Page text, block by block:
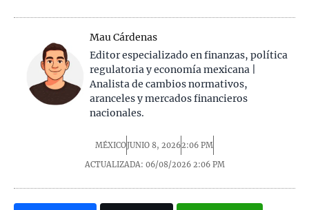
Mau Cárdenas
Editor especializado en finanzas, política
regulatoria y economía mexicana |
Analista de cambios normativos,
aranceles y mercados financieros
nacionales.
MÉXICOJUNIO 8, 20262:06 PM
ACTUALIZADA: 06/08/2026 2:06 PM